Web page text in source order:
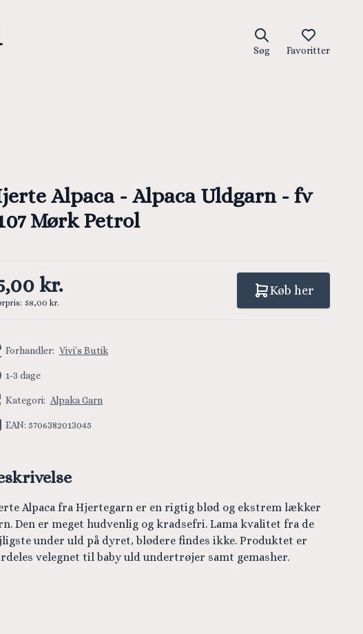
Søg
Favoritter
Alpaca - Alpaca Uldgarn - fv
Mørk Petrol
kr.
58,00 kr.
Køb her
Forhandler: Vivi´s Butik
1-3 dage
Kategori: Alpaka Garn
EAN: 5706382013045
Alpaca fra Hjertegarn er en rigtig blød og ekstrem lækker
Den er meget hudvenlig og kradsefri. Lama kvalitet fra de
under uld på dyret, blødere findes ikke. Produktet er
velegnet til baby uld undertrøjer samt gemasher.